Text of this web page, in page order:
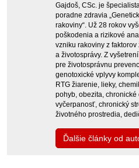
Gajdoš, CSc. je
poradne zdravia
rakoviny“. Už 28 rokov
poškodenia a rizikové
vzniku rakoviny z
a životosprávy. Z
pre životosprávnu
genotoxické vplyvy
RTG žiarenie, lieky,
pohyb, obezita,
vyčerpanosť, chronický
životného prostredia,
Ďalšie články od